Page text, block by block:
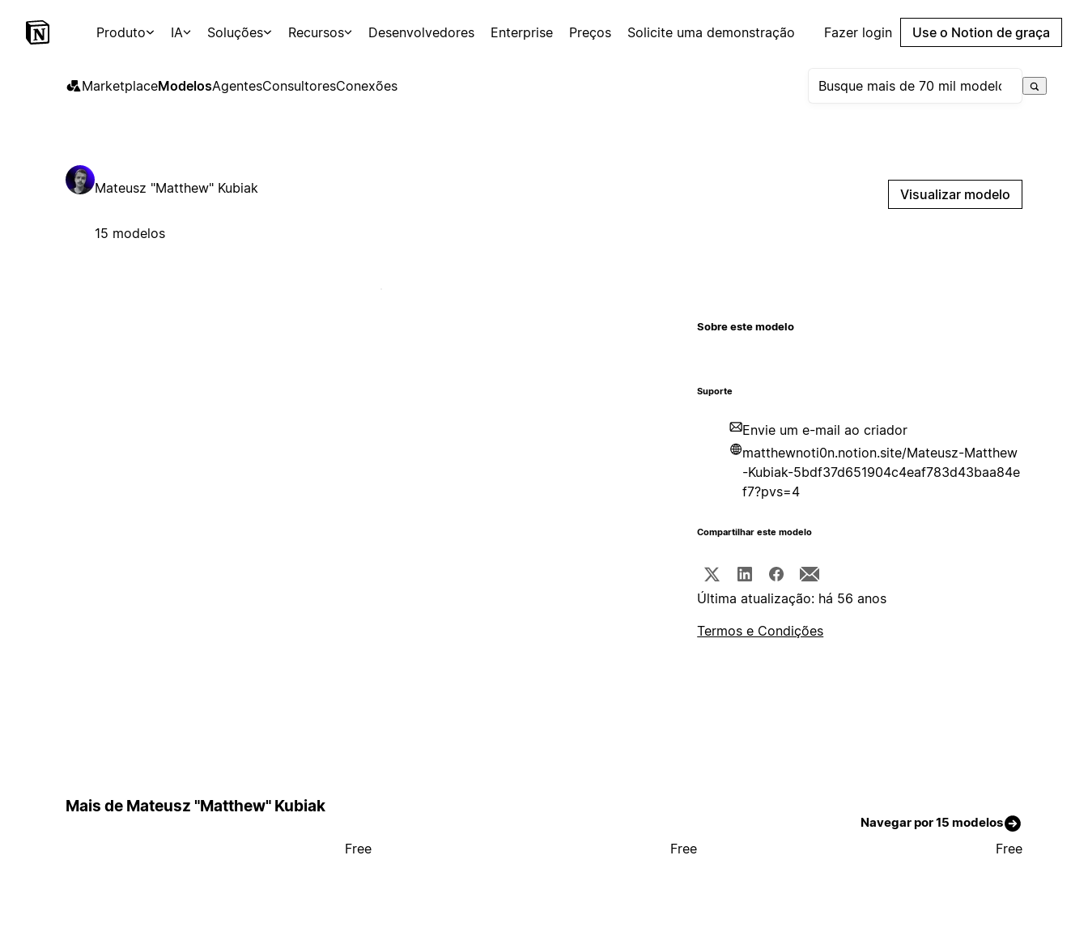
Produto IA Soluções Recursos Desenvolvedores Enterprise Preços Solicite uma demonstração Fazer login Use o Notion de graça
MarketplaceModelosAgentesConsultoresConexões
Mateusz "Matthew" Kubiak
15 modelos
Visualizar modelo
Sobre este modelo
Suporte
Envie um e-mail ao criador
matthewnoti0n.notion.site/Mateusz-Matthew
-Kubiak-5bdf37d651904c4eaf783d43baa84e
f7?pvs=4
Compartilhar este modelo
Última atualização: há 56 anos
Termos e Condições
Mais de Mateusz "Matthew" Kubiak
Navegar por 15 modelos
Free Free Free